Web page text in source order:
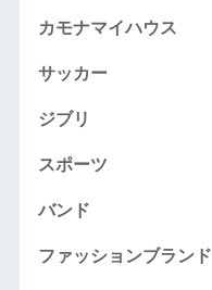
カモナマイハウス
サッカー
ジブリ
スポーツ
バンド
ファッションブランド